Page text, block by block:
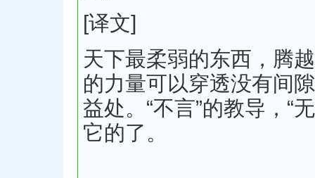
[译文]
天下最柔弱的东西，腾
的力量可以穿透没有间
益处。“不言”的教导，“
它的了。